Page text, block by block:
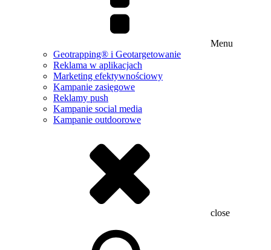
Menu
Geotrapping® i Geotargetowanie
Reklama w aplikacjach
Marketing efektywnościowy
Kampanie zasięgowe
Reklamy push
Kampanie social media
Kampanie outdoorowe
close